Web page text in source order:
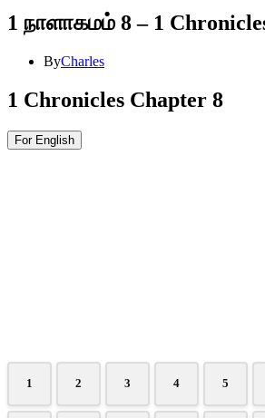
1 நாளாகமம் 8 – 1
ByCharles
1 Chronicles Chapter 8
For English
1 2 3 4 5